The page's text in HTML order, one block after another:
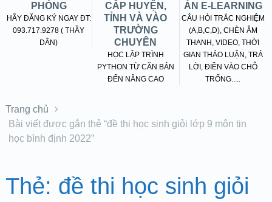
PHÒNG
HÃY ĐĂNG KÝ NGAY ĐT:
093.717.9278 ( THẦY
DÂN)
CẤP HUYỆN,
TỈNH VÀ VÀO
TRƯỜNG
CHUYÊN
HỌC LẬP TRÌNH
PYTHON TỪ CĂN BẢN
ĐẾN NÂNG CAO
ÁN E-LEARNING
CÂU HỎI TRẮC NGHIỆM
(A,B,C,D), CHÈN ÂM
THANH, VIDEO, THỜI
GIAN THẢO LUẬN, TRẢ
LỜI, ĐIỀN VÀO CHỖ
TRỐNG.....
Trang chủ
Bài viết được gắn thẻ “đề thi học sinh giỏi lớp 9 môn tin
học bình định 2022”
Thẻ: đề thi học sinh giỏi